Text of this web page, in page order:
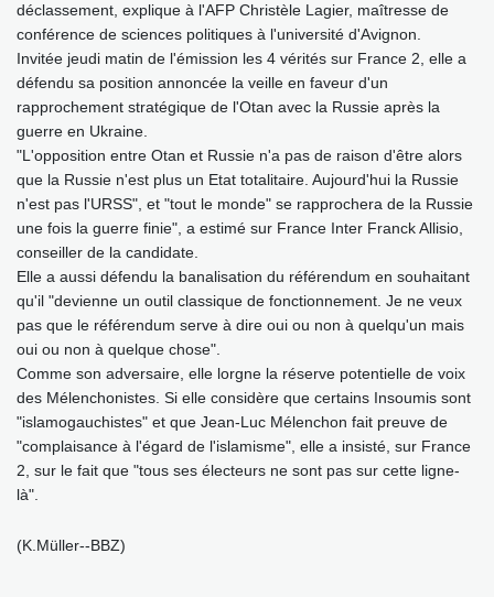
déclassement, explique à l'AFP Christèle Lagier, maîtresse de
conférence de sciences politiques à l'université d'Avignon.
Invitée jeudi matin de l'émission les 4 vérités sur France 2, elle a
défendu sa position annoncée la veille en faveur d'un
rapprochement stratégique de l'Otan avec la Russie après la
guerre en Ukraine.
"L'opposition entre Otan et Russie n'a pas de raison d'être alors
que la Russie n'est plus un Etat totalitaire. Aujourd'hui la Russie
n'est pas l'URSS", et "tout le monde" se rapprochera de la Russie
une fois la guerre finie", a estimé sur France Inter Franck Allisio,
conseiller de la candidate.
Elle a aussi défendu la banalisation du référendum en souhaitant
qu'il "devienne un outil classique de fonctionnement. Je ne veux
pas que le référendum serve à dire oui ou non à quelqu'un mais
oui ou non à quelque chose".
Comme son adversaire, elle lorgne la réserve potentielle de voix
des Mélenchonistes. Si elle considère que certains Insoumis sont
"islamogauchistes" et que Jean-Luc Mélenchon fait preuve de
"complaisance à l'égard de l'islamisme", elle a insisté, sur France
2, sur le fait que "tous ses électeurs ne sont pas sur cette ligne-
là".
(K.Müller--BBZ)